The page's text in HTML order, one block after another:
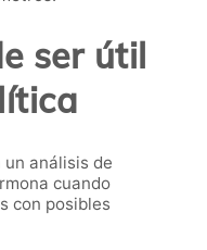
ser útil
un análisis de
cuando
con posibles